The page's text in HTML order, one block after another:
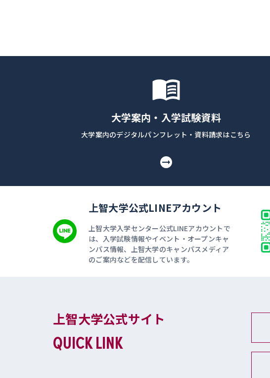
大学案内・入学試験資料
大学案内のデジタルパンフレット・資料請求はこちら
上智大学公式LINEアカウント
上智大学入学センター公式LINEアカウントで
は、入学試験情報やイベント・オープンキャ
ンパス情報、上智大学のキャンパスメディア
のご案内などを配信しています。
上智大学公式サイト
QUICK LINK